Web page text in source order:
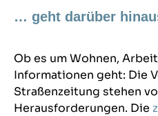
… geht darüber
Ob es um Wohnen,
Informationen geht: Die
Straßenzeitung stehen
Herausforderungen. Die